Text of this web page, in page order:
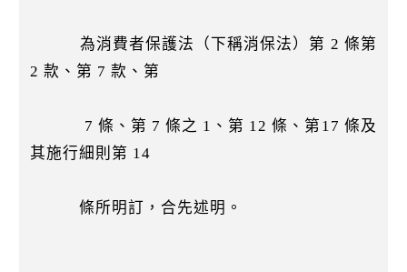
為消費者保護法（下稱消保法）第 2 條第
2 款、第 7 款、第
7 條、第 7 條之 1、第 12 條、第17 條及
其施行細則第 14
條所明訂，合先述明。